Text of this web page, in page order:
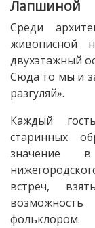
Лапшиной
Среди
живописной
двухэтажный
Сюда то мы и
разгуляй».
Каждый
старинных
значение
встреч,
фольклором.